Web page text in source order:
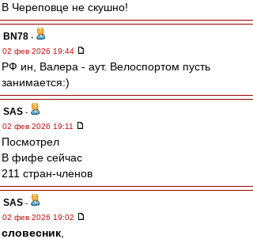
В Череповце не скушно!
BN78 -
02 фев 2026 19:44
РФ ин, Валера - аут. Велоспортом пусть
занимается:)
SAS -
02 фев 2026 19:11
Посмотрел
В фифе сейчас
211 стран-членов
SAS -
02 фев 2026 19:02
словесник